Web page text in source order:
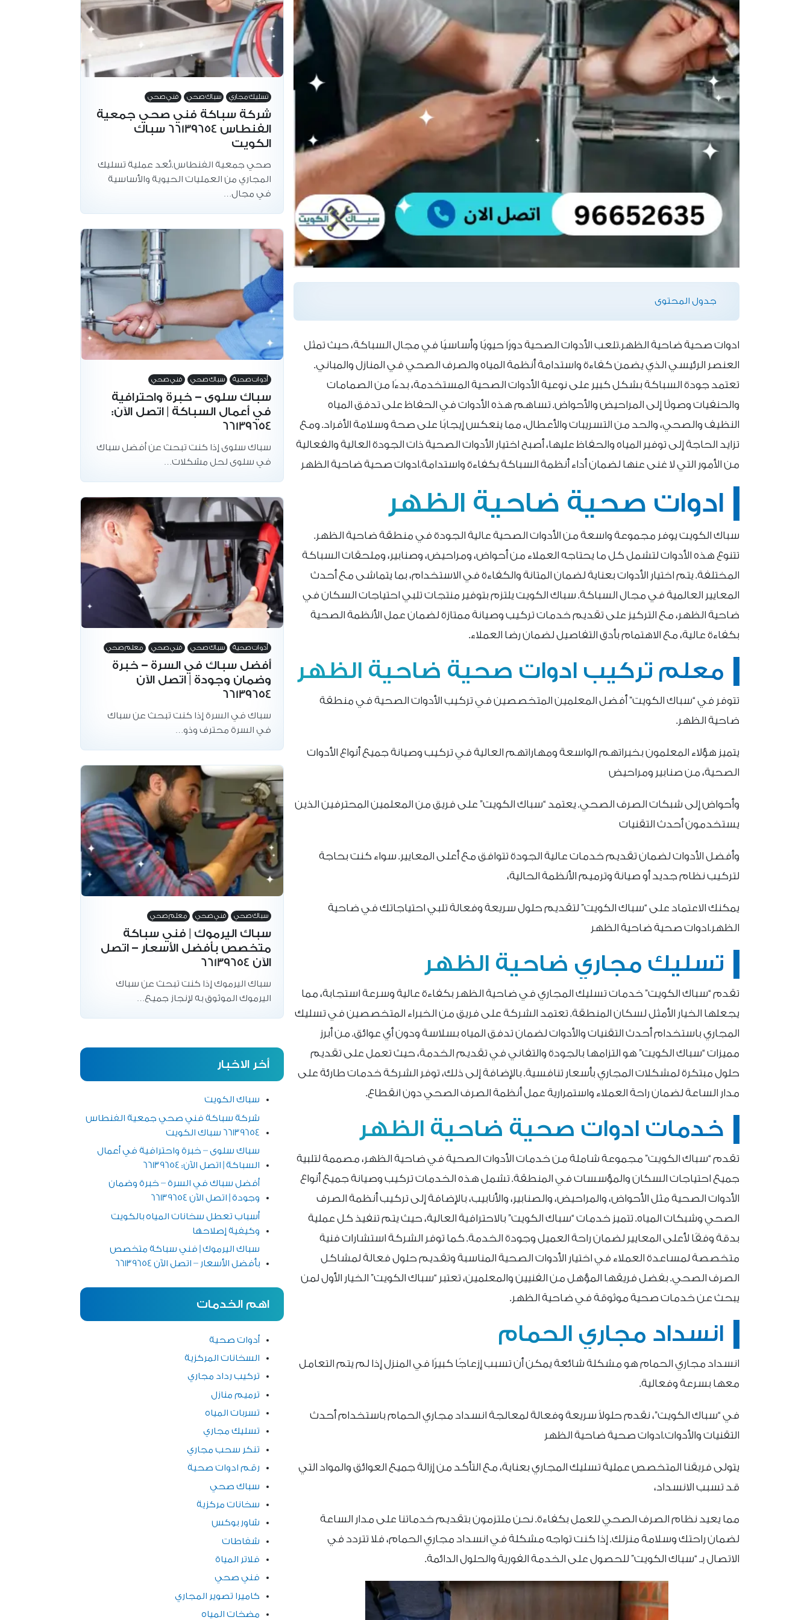
جدول المحتوى
ادوات صحية ضاحية الظهر.تلعب الأدوات الصحية دورًا حيويًا وأساسيًا في مجال السباكة، حيث تمثل
العنصر الرئيسي الذي يضمن كفاءة واستدامة أنظمة المياه والصرف الصحي في المنازل والمباني.
تعتمد جودة السباكة بشكل كبير على نوعية الأدوات الصحية المستخدمة، بدءًا من الصمامات
والحنفيات وصولًا إلى المراحيض والأحواض. تساهم هذه الأدوات في الحفاظ على تدفق المياه
النظيف والصحي، والحد من التسريبات والأعطال، مما ينعكس إيجابًا على صحة وسلامة الأفراد. ومع
تزايد الحاجة إلى توفير المياه والحفاظ عليها، أصبح اختيار الأدوات الصحية ذات الجودة العالية والفعالية
من الأمور التي لا غنى عنها لضمان أداء أنظمة السباكة بكفاءة واستدامة.ادوات صحية ضاحية الظهر
ادوات صحية ضاحية الظهر
سباك الكويت يوفر مجموعة واسعة من الأدوات الصحية عالية الجودة في منطقة ضاحية الظهر.
تتنوع هذه الأدوات لتشمل كل ما يحتاجه العملاء من أحواض، ومراحيض، وصنابير، وملحقات السباكة
المختلفة. يتم اختيار الأدوات بعناية لضمان المتانة والكفاءة في الاستخدام، بما يتماشى مع أحدث
المعايير العالمية في مجال السباكة. سباك الكويت يلتزم بتوفير منتجات تلبي احتياجات السكان في
ضاحية الظهر، مع التركيز على تقديم خدمات تركيب وصيانة ممتازة لضمان عمل الأنظمة الصحية
بكفاءة عالية، مع الاهتمام بأدق التفاصيل لضمان رضا العملاء.
معلم تركيب ادوات صحية ضاحية الظهر
تتوفر في “سباك الكويت” أفضل المعلمين المتخصصين في تركيب الأدوات الصحية في منطقة
ضاحية الظهر.
يتميز هؤلاء المعلمون بخبراتهم الواسعة ومهاراتهم العالية في تركيب وصيانة جميع أنواع الأدوات
الصحية، من صنابير ومراحيض
وأحواض إلى شبكات الصرف الصحي. يعتمد “سباك الكويت” على فريق من المعلمين المحترفين الذين
يستخدمون أحدث التقنيات
وأفضل الأدوات لضمان تقديم خدمات عالية الجودة تتوافق مع أعلى المعايير. سواء كنت بحاجة
لتركيب نظام جديد أو صيانة وترميم الأنظمة الحالية،
يمكنك الاعتماد على “سباك الكويت” لتقديم حلول سريعة وفعالة تلبي احتياجاتك في ضاحية
الظهر.ادوات صحية ضاحية الظهر
تسليك مجاري ضاحية الظهر
تقدم “سباك الكويت” خدمات تسليك المجاري في ضاحية الظهر بكفاءة عالية وسرعة استجابة، مما
يجعلها الخيار الأمثل لسكان المنطقة. تعتمد الشركة على فريق من الخبراء المتخصصين في تسليك
المجاري باستخدام أحدث التقنيات والأدوات لضمان تدفق المياه بسلاسة ودون أي عوائق. من أبرز
مميزات “سباك الكويت” هو التزامها بالجودة والتفاني في تقديم الخدمة، حيث تعمل على تقديم
حلول مبتكرة لمشكلات المجاري بأسعار تنافسية. بالإضافة إلى ذلك، توفر الشركة خدمات طارئة على
مدار الساعة لضمان راحة العملاء واستمرارية عمل أنظمة الصرف الصحي دون انقطاع.
خدمات ادوات صحية ضاحية الظهر
تقدم “سباك الكويت” مجموعة شاملة من خدمات الأدوات الصحية في ضاحية الظهر، مصممة لتلبية
جميع احتياجات السكان والمؤسسات في المنطقة. تشمل هذه الخدمات تركيب وصيانة جميع أنواع
الأدوات الصحية مثل الأحواض، والمراحيض، والصنابير، والأنابيب، بالإضافة إلى تركيب أنظمة الصرف
الصحي وشبكات المياه. تتميز خدمات “سباك الكويت” بالاحترافية العالية، حيث يتم تنفيذ كل عملية
بدقة وفقًا لأعلى المعايير لضمان راحة العميل وجودة الخدمة. كما توفر الشركة استشارات فنية
متخصصة لمساعدة العملاء في اختيار الأدوات الصحية المناسبة وتقديم حلول فعالة لمشاكل
الصرف الصحي. بفضل فريقها المؤهل من الفنيين والمعلمين، تعتبر “سباك الكويت” الخيار الأول لمن
يبحث عن خدمات صحية موثوقة في ضاحية الظهر.
انسداد مجاري الحمام
انسداد مجاري الحمام هو مشكلة شائعة يمكن أن تسبب إزعاجًا كبيرًا في المنزل إذا لم يتم التعامل
معها بسرعة وفعالية.
في “سباك الكويت”، نقدم حلولاً سريعة وفعالة لمعالجة انسداد مجاري الحمام باستخدام أحدث
التقنيات والأدوات.ادوات صحية ضاحية الظهر
يتولى فريقنا المتخصص عملية تسليك المجاري بعناية، مع التأكد من إزالة جميع العوائق والمواد التي
قد تسبب الانسداد،
مما يعيد نظام الصرف الصحي للعمل بكفاءة. نحن ملتزمون بتقديم خدماتنا على مدار الساعة
لضمان راحتك وسلامة منزلك. إذا كنت تواجه مشكلة في انسداد مجاري الحمام، فلا تتردد في
الاتصال بـ “سباك الكويت” للحصول على الخدمة الفورية والحلول الدائمة.
تسليك مجاري سباك صحي فني صحي
شركة سباكة فني صحي جمعية
الفنطاس 66139654 سباك
الكويت
صحي جمعية الفنطاس.تُعد عملية تسليك
المجاري من العمليات الحيوية والأساسية
في مجال…
أدوات صحية سباك صحي فني صحي
سباك سلوى – خبرة واحترافية
في أعمال السباكة | اتصل الآن:
66139654
سباك سلوى إذا كنت تبحث عن أفضل سباك
في سلوى لحل مشكلات…
أدوات صحية سباك صحي فني صحي معلم صحي
أفضل سباك في السرة – خبرة
وضمان وجودة | اتصل الآن
66139654
سباك في السرة إذا كنت تبحث عن سباك
في السرة محترف وذو…
سباك صحي فني صحي معلم صحي
سباك اليرموك | فني سباكة
متخصص بأفضل الأسعار – اتصل
الآن 66139654
سباك اليرموك إذا كنت تبحث عن سباك
اليرموك الموثوق به لإنجاز جميع…
أخر الاخبار
سباك الكويت
شركة سباكة فني صحي جمعية الفنطاس
66139654 سباك الكويت
سباك سلوى – خبرة واحترافية في أعمال
السباكة | اتصل الآن: 66139654
أفضل سباك في السرة – خبرة وضمان
وجودة | اتصل الآن 66139654
أسباب تعطل سخانات المياه بالكويت
وكيفية إصلاحها
سباك اليرموك | فني سباكة متخصص
بأفضل الأسعار – اتصل الآن 66139654
اهم الخدمات
أدوات صحية
السخانات المركزية
تركيب رداد مجاري
ترميم منازل
تسربات المياه
تسليك مجاري
تنكر سحب مجاري
رقم ادوات صحية
سباك صحي
سخانات مركزية
شاور بوكس
شفاطات
فلاتر المياة
فني صحي
كاميرا تصوير المجاري
مضخات المياه